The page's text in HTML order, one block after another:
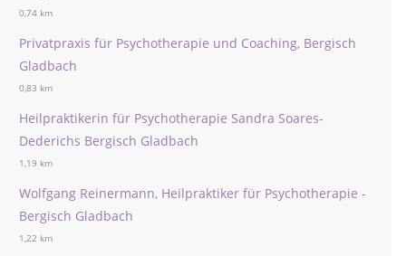
0,74 km
Privatpraxis für Psychotherapie und Coaching, Bergisch
Gladbach
0,83 km
Heilpraktikerin für Psychotherapie Sandra Soares-
Dederichs Bergisch Gladbach
1,19 km
Wolfgang Reinermann, Heilpraktiker für Psychotherapie -
Bergisch Gladbach
1,22 km